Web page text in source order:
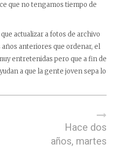
que no tengamos tiempo de
actualizar a fotos de archivo
años anteriores que ordenar, el
entretenidas pero que a fin de
a que la gente joven sepa lo
Hace dos
años, martes